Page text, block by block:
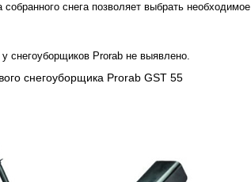
снега позволяет выбрать необходимое
снегоуборщиков Prorab не выявлено.
снегоуборщика Prorab GST 55